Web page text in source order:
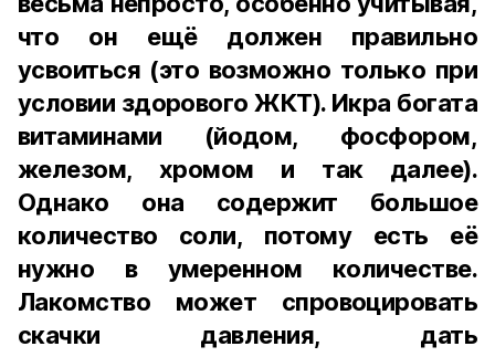
что он ещё должен правильно
усвоиться (это возможно только при
условии здорового ЖКТ). Икра богата
витаминами (йодом, фосфором,
железом, хромом и так далее).
Однако она содержит большое
количество соли, потому есть её
нужно в умеренном количестве.
Лакомство может спровоцировать
скачки давления, дать